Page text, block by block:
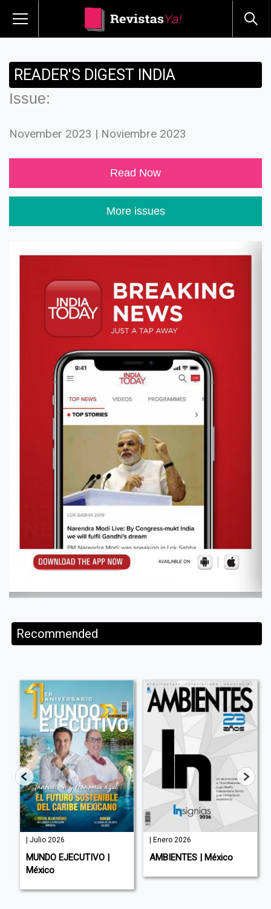
READER'S DIGEST INDIA
Issue:
November 2023 | Noviembre 2023
Read Now
More issues
Recommended
| Julio 2026
MUNDO EJECUTIVO |
México
| Enero 2026
AMBIENTES | México